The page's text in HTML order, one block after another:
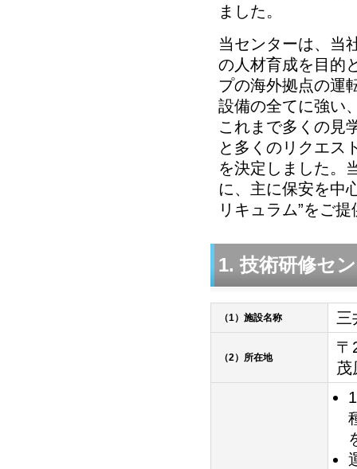
ました。
当センターは、当
の人材育成を目的
プの海外拠点の運
設備の全てに強い
これまで多くの見
と多くのリクエス
を決定しました。
に、主に保安を中
リキュラム”をご
1. 技術研修セ
（1）施設名称 三
（2）所在地
〒
茂